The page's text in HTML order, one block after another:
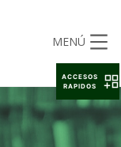
MENÚ
ACCESOS
RAPIDOS